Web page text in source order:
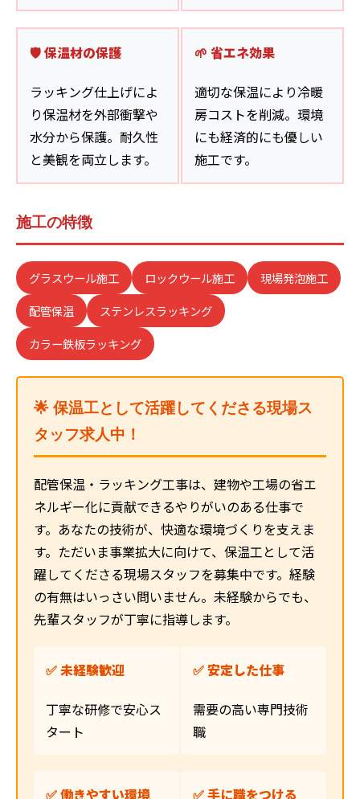
🛡️ 保温材の保護
ラッキング仕上げによ
り保温材を外部衝撃や
水分から保護。耐久性
と美観を両立します。
🌱 省エネ効果
適切な保温により冷暖
房コストを削減。環境
にも経済的にも優しい
施工です。
施工の特徴
グラスウール施工 ロックウール施工
現場発泡施工
配管保温
ステンレスラッキング
カラー鉄板ラッキング
🌟 保温工として活躍してくださる現場ス
タッフ求人中！
配管保温・ラッキング工事は、建物や工場の省エ
ネルギー化に貢献できるやりがいのある仕事で
す。あなたの技術が、快適な環境づくりを支えま
す。ただいま事業拡大に向けて、保温工として活
躍してくださる現場スタッフを募集中です。経験
の有無はいっさい問いません。未経験からでも、
先輩スタッフが丁寧に指導します。
✅ 未経験歓迎
丁寧な研修で安心ス
タート
✅ 安定した仕事
需要の高い専門技術
職
✅ 働きやすい環境 ✅ 手に職をつける